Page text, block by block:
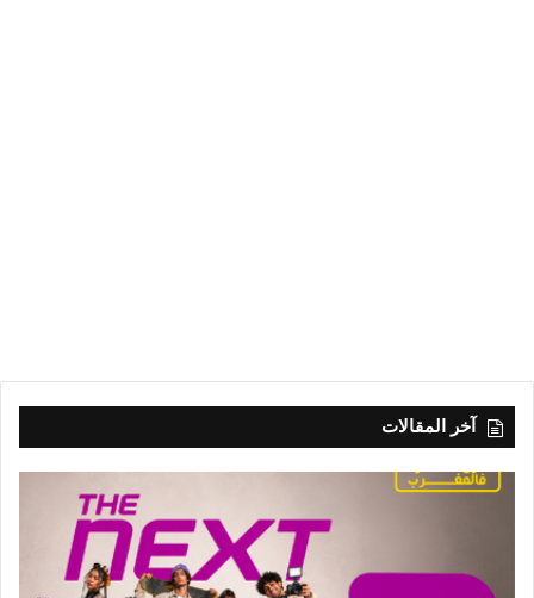
آخر المقالات